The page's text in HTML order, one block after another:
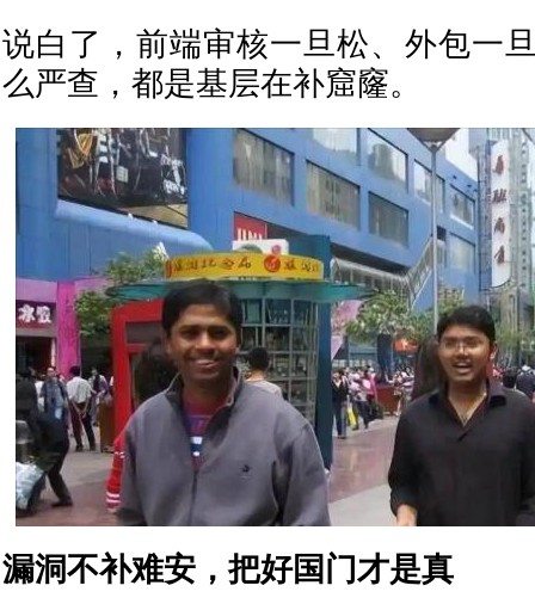
说白了，前端审核一旦松、外包一
么严查，都是基层在补窟窿。
漏洞不补难安，把好国门才是真